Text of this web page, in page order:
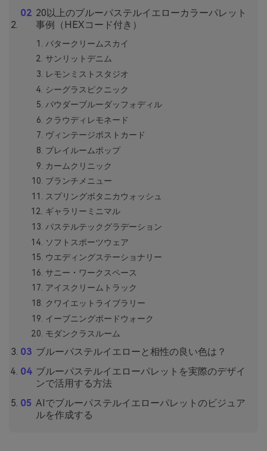
20以上のブルーパステルイエローカラーパレット
事例（HEXコード付き）
バタークリームスカイ
サンリットデニム
レモンミストスタジオ
シーグラスピクニック
パウダーブルーダッフォディル
クラウディレモネード
ヴィンテージポストカード
プレイルームポップ
カームクリニック
ブランチメニュー
スプリングボタニカウォッシュ
ギャラリーミニマル
パステルテックグラデーション
ソフトスポーツウェア
ウエディングステーショナリー
サニー・ワークスペース
アイスクリームトラック
クワイエットライブラリー
イーブニングボードウォーク
モダンクラスルーム
ブルーパステルイエローと相性の良い色は？
ブルーパステルイエローパレットを実際のデザイ
ンで活用する方法
AIでブルーパステルイエローパレットのビジュア
ルを作成する